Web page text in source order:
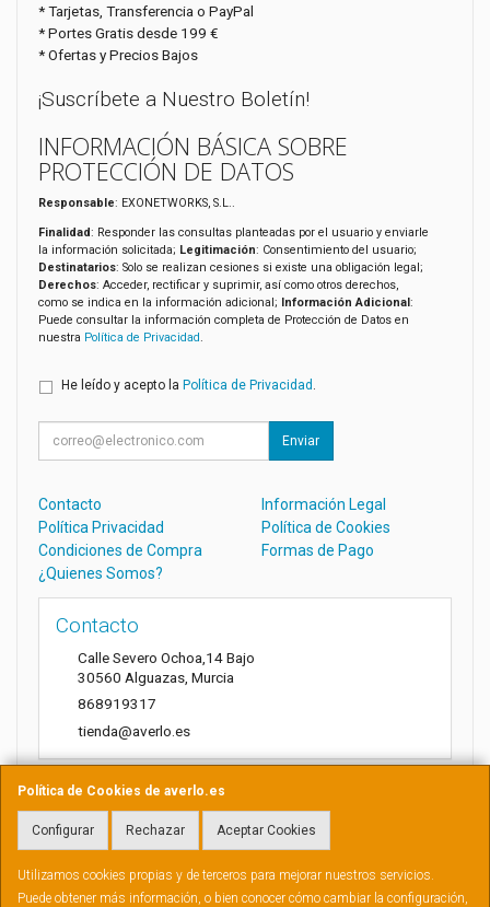
Política de Cookies de averlo.es
Configurar Rechazar Aceptar Cookies
Utilizamos cookies propias y de terceros para mejorar nuestros servicios.
Puede obtener más información, o bien conocer cómo cambiar la configuración,
* Tarjetas, Transferencia o PayPal
* Portes Gratis desde 199 €
* Ofertas y Precios Bajos
¡Suscríbete a Nuestro Boletín!
INFORMACIÓN BÁSICA SOBRE
PROTECCIÓN DE DATOS
Responsable: EXONETWORKS, S.L..
Finalidad: Responder las consultas planteadas por el usuario y enviarle
la información solicitada; Legitimación: Consentimiento del usuario;
Destinatarios: Solo se realizan cesiones si existe una obligación legal;
Derechos: Acceder, rectificar y suprimir, así como otros derechos,
como se indica en la información adicional; Información Adicional:
Puede consultar la información completa de Protección de Datos en
nuestra Política de Privacidad.
He leído y acepto la Política de Privacidad .
Enviar
Contacto
Información Legal
Política Privacidad
Política de Cookies
Condiciones de Compra
Formas de Pago
¿Quienes Somos?
Contacto
Calle Severo Ochoa,14 Bajo
30560 Alguazas Murcia
868919317
tienda@averlo.es
Horario
Lunes a Viernes de 8:30h a 14h